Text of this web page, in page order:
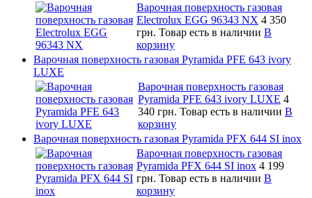
Варочная поверхность газовая
Electrolux EGG 96343 NX 4 350
грн. Товар есть в наличии В
корзину
Варочная поверхность газовая Pyramida PFE 643 ivory
LUXE
Варочная поверхность газовая
Pyramida PFE 643 ivory LUXE 4
340 грн. Товар есть в наличии В
корзину
Варочная поверхность газовая Pyramida PFX 644 SI inox
Варочная поверхность газовая
Pyramida PFX 644 SI inox 4 199
грн. Товар есть в наличии В
корзину